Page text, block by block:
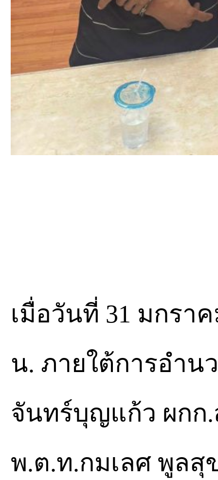
เมื่อวันที่ 31 มกรา
น. ภายใต้การอำน
จันทร์บุญแก้ว ผกก.
พ.ต.ท.กมเลศ พูลสุ